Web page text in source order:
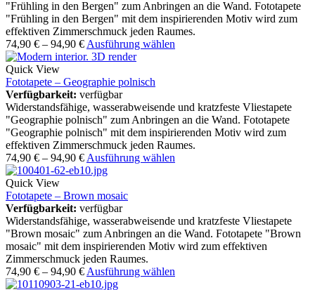
"Frühling in den Bergen" zum Anbringen an die Wand. Fototapete
"Frühling in den Bergen" mit dem inspirierenden Motiv wird zum
effektiven Zimmerschmuck jeden Raumes.
74,90 € – 94,90 € Ausführung wählen
Quick View
Fototapete – Geographie polnisch
Verfügbarkeit: verfügbar
Widerstandsfähige, wasserabweisende und kratzfeste Vliestapete
"Geographie polnisch" zum Anbringen an die Wand. Fototapete
"Geographie polnisch" mit dem inspirierenden Motiv wird zum
effektiven Zimmerschmuck jeden Raumes.
74,90 € – 94,90 € Ausführung wählen
Quick View
Fototapete – Brown mosaic
Verfügbarkeit: verfügbar
Widerstandsfähige, wasserabweisende und kratzfeste Vliestapete
"Brown mosaic" zum Anbringen an die Wand. Fototapete "Brown
mosaic" mit dem inspirierenden Motiv wird zum effektiven
Zimmerschmuck jeden Raumes.
74,90 € – 94,90 € Ausführung wählen